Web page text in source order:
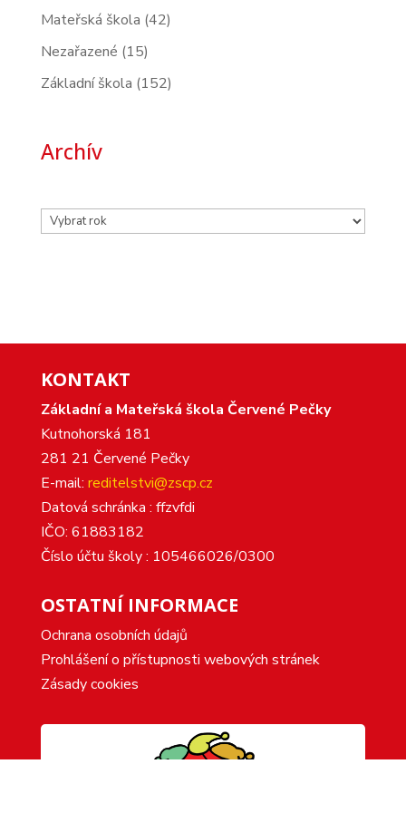
Mateřská škola (42)
Nezařazené (15)
Základní škola (152)
Archív
Archivy
KONTAKT
Základní a Mateřská škola Červené Pečky
Kutnohorská 181
281 21 Červené Pečky
E-mail: reditelstvi@zscp.cz
Datová schránka : ffzvfdi
IČO: 61883182
Číslo účtu školy : 105466026/0300
OSTATNÍ INFORMACE
Ochrana osobních údajů
Prohlášení o přístupnosti webových stránek
Zásady cookies